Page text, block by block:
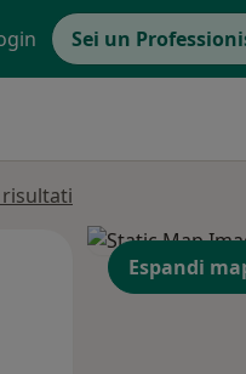
Sei un
Mar,
Espandi